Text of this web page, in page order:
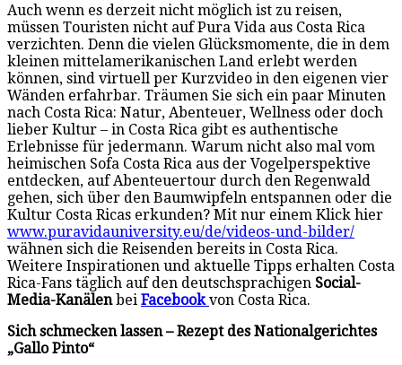
Auch wenn es derzeit nicht möglich ist zu reisen,
müssen Touristen nicht auf Pura Vida aus Costa Rica
verzichten. Denn die vielen Glücksmomente, die in dem
kleinen mittelamerikanischen Land erlebt werden
können, sind virtuell per Kurzvideo in den eigenen vier
Wänden erfahrbar. Träumen Sie sich ein paar Minuten
nach Costa Rica: Natur, Abenteuer, Wellness oder doch
lieber Kultur – in Costa Rica gibt es authentische
Erlebnisse für jedermann. Warum nicht also mal vom
heimischen Sofa Costa Rica aus der Vogelperspektive
entdecken, auf Abenteuertour durch den Regenwald
gehen, sich über den Baumwipfeln entspannen oder die
Kultur Costa Ricas erkunden? Mit nur einem Klick hier
www.puravidauniversity.eu/de/videos-und-bilder/
wähnen sich die Reisenden bereits in Costa Rica.
Weitere Inspirationen und aktuelle Tipps erhalten Costa
Rica-Fans täglich auf den deutschsprachigen Social-
Media-Kanälenbei Facebookvon Costa Rica.
Sich schmecken lassen – Rezept des Nationalgerichtes
„Gallo Pinto“